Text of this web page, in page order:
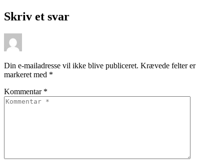
Skriv et svar
Din e-mailadresse vil ikke blive publiceret. Krævede felter er
markeret med *
Kommentar *